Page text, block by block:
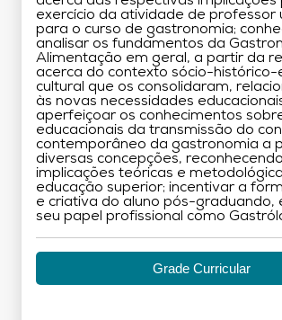
exercício da atividade de professor
para o curso de gastronomia;
analisar os fundamentos da
Alimentação em geral, a partir da
acerca do contexto sócio-histórico-
cultural que os consolidaram,
às novas necessidades
aperfeiçoar os conhecimentos
educacionais da transmissão do
contemporâneo da gastronomia a
diversas concepções,
implicações teóricas e
educação superior; incentivar a
e criativa do aluno pós-graduando,
seu papel profissional como
Grade Curricular